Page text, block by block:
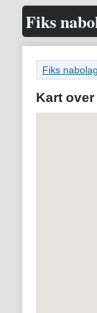
Fiks
Fiks
Kart